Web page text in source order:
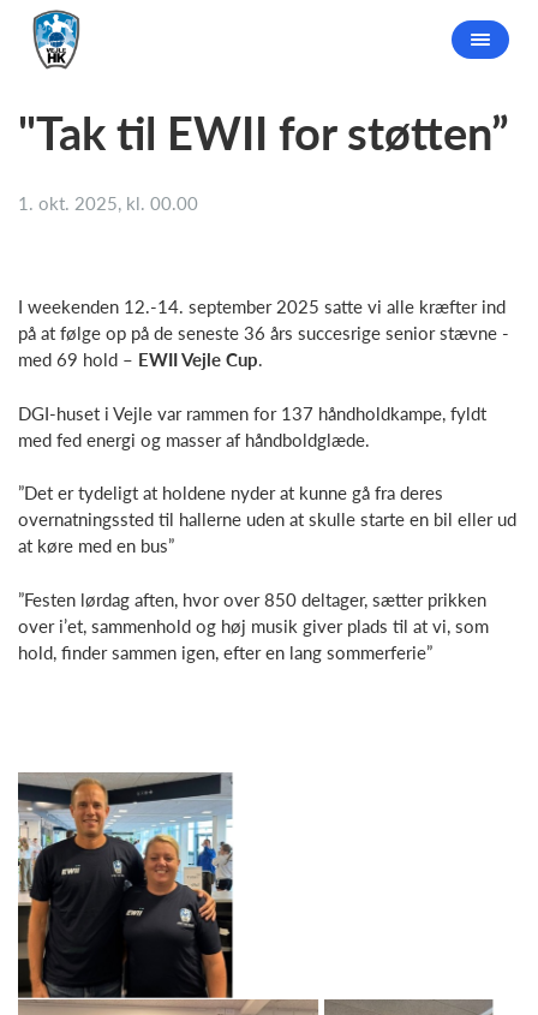
"Tak til EWII for støtten”
1. okt. 2025, kl. 00.00
I weekenden 12.-14. september 2025 satte vi alle kræfter ind
på at følge op på de seneste 36 års succesrige senior stævne -
med 69 hold – EWII Vejle Cup.
DGI-huset i Vejle var rammen for 137 håndholdkampe, fyldt
med fed energi og masser af håndboldglæde.
”Det er tydeligt at holdene nyder at kunne gå fra deres
overnatningssted til hallerne uden at skulle starte en bil eller ud
at køre med en bus”
”Festen lørdag aften, hvor over 850 deltager, sætter prikken
over i’et, sammenhold og høj musik giver plads til at vi, som
hold, finder sammen igen, efter en lang sommerferie”